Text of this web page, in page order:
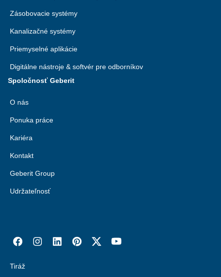
Zásobovacie systémy
Kanalizačné systémy
Priemyselné aplikácie
Digitálne nástroje & softvér pre odborníkov
Spoločnosť Geberit
O nás
Ponuka práce
Kariéra
Kontakt
Geberit Group
Udržateľnosť
Tiráž